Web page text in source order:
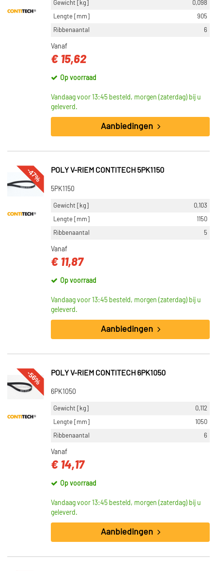
Gewicht [kg]
0,098
Lengte [mm]
905
Ribbenaantal
6
Vanaf
€ 15,62
Op voorraad
Vandaag voor 13:45 besteld, morgen (zaterdag) bij u
geleverd.
Aanbiedingen
-47% POLY V-RIEM CONTITECH 5PK1150
5PK1150
Gewicht [kg]
0,103
Lengte [mm]
1150
Ribbenaantal
5
Vanaf
€ 11,87
Op voorraad
Vandaag voor 13:45 besteld, morgen (zaterdag) bij u
geleverd.
Aanbiedingen
-56% POLY V-RIEM CONTITECH 6PK1050
6PK1050
Gewicht [kg]
0,112
Lengte [mm]
1050
Ribbenaantal
6
Vanaf
€ 14,17
Op voorraad
Vandaag voor 13:45 besteld, morgen (zaterdag) bij u
geleverd.
Aanbiedingen